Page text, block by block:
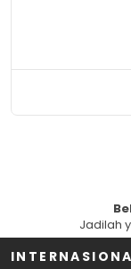
Jadilah